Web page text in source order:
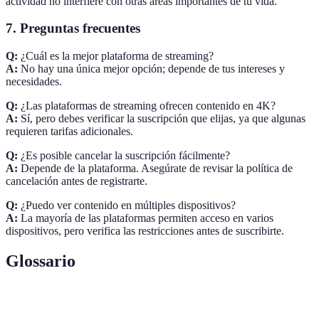
7. Preguntas frecuentes
Q: ¿Cuál es la mejor plataforma de streaming?
A: No hay una única mejor opción; depende de tus intereses y
necesidades.
Q: ¿Las plataformas de streaming ofrecen contenido en 4K?
A: Sí, pero debes verificar la suscripción que elijas, ya que algunas
requieren tarifas adicionales.
Q: ¿Es posible cancelar la suscripción fácilmente?
A: Depende de la plataforma. Asegúrate de revisar la política de
cancelación antes de registrarte.
Q: ¿Puedo ver contenido en múltiples dispositivos?
A: La mayoría de las plataformas permiten acceso en varios
dispositivos, pero verifica las restricciones antes de suscribirte.
Glossario